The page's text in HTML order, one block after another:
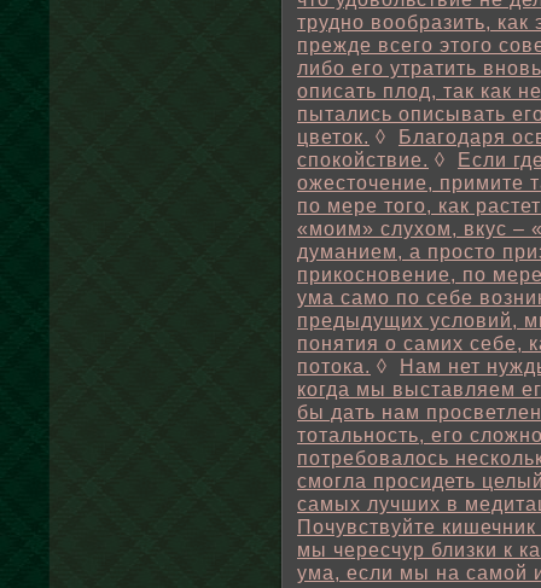
трудно вообразить,
прежде всего этого
либо его утратить
описать плод, так как
пытались описывать
цветок. ◊ Благодаря
спокойствие. ◊ Если
ожесточение, примите
по мере того, как
«моим» слухом, вкус –
думанием, а просто
прикосновение, по
ума само по себе
предыдущих условий,
понятия о самих себе,
потока. ◊ Нам нет
когда мы выставляем
бы дать нам
тотальность, его
потребовалось
смогла просидеть
самых лучших в
Почувствуйте
мы чересчур близки к
ума, если мы на самой